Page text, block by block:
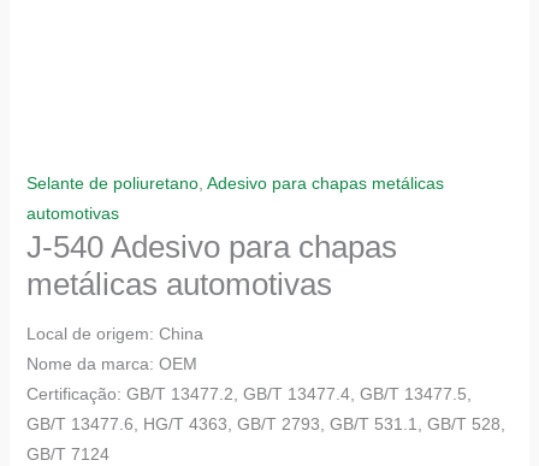
Selante de poliuretano, Adesivo para chapas metálicas
automotivas
J-540 Adesivo para chapas
metálicas automotivas
Local de origem: China
Nome da marca: OEM
Certificação: GB/T 13477.2, GB/T 13477.4, GB/T 13477.5,
GB/T 13477.6, HG/T 4363, GB/T 2793, GB/T 531.1, GB/T 528,
GB/T 7124